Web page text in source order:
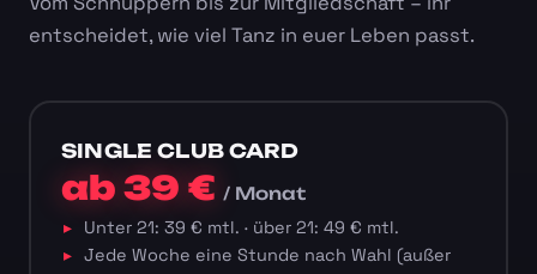
entscheidet, wie viel Tanz in euer Leben passt.
SINGLE CLUB CARD
ab 39 €/ Monat
Unter 21: 39 € mtl. · über 21: 49 € mtl.
Jede Woche eine Stunde nach Wahl (außer